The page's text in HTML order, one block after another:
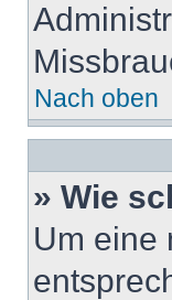
Nach oben
» Wie
Um eine